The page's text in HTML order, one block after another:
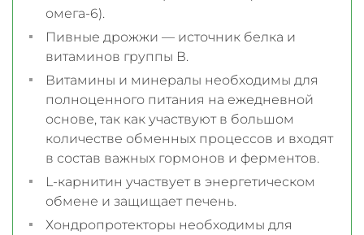
омега-6).
Пивные дрожжи — источник белка и
витаминов группы В.
Витамины и минералы необходимы для
полноценного питания на ежедневной
основе, так как участвуют в большом
количестве обменных процессов и входят
в состав важных гормонов и ферментов.
L-карнитин участвует в энергетическом
обмене и защищает печень.
Хондропротекторы необходимы для